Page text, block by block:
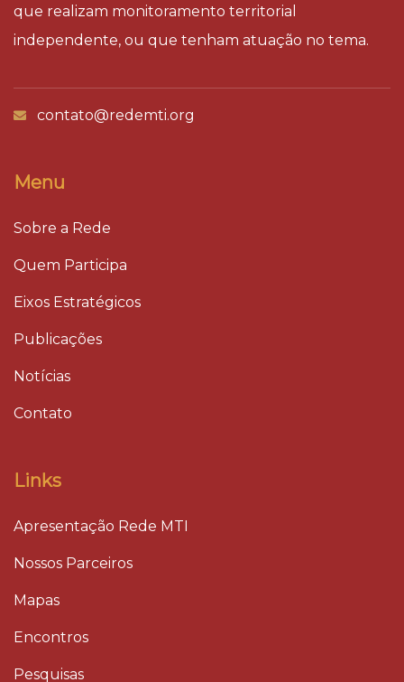
que realizam monitoramento territorial
independente, ou que tenham atuação no tema.
contato@redemti.org
Menu
Sobre a Rede
Quem Participa
Eixos Estratégicos
Publicações
Notícias
Contato
Links
Apresentação Rede MTI
Nossos Parceiros
Mapas
Encontros
Pesquisas